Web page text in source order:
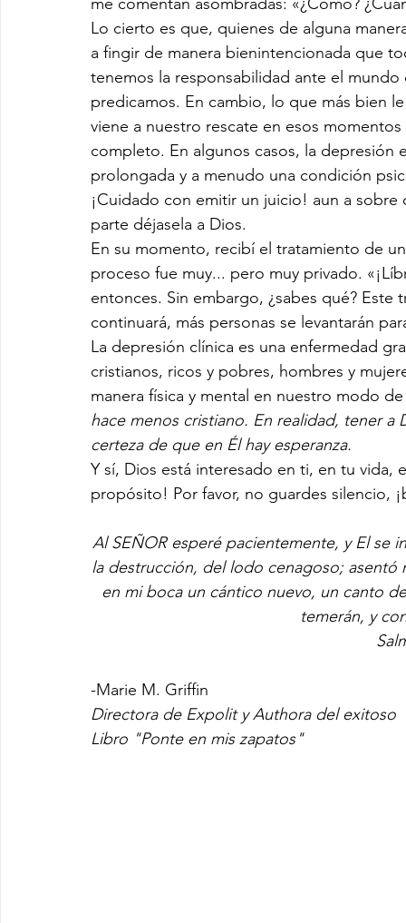
Lo cierto es que, quienes de alguna
a fingir de manera bienintencionada que
tenemos la responsabilidad ante el
predicamos. En cambio, lo que más bien
viene a nuestro rescate en esos
completo. En algunos casos, la depresión
prolongada y a menudo una condición
¡Cuidado con emitir un juicio! aun a
parte déjasela a Dios.
En su momento, recibí el tratamiento de
proceso fue muy... pero muy privado.
entonces. Sin embargo, ¿sabes qué?
continuará, más personas se levantarán
La depresión clínica es una enfermedad
cristianos, ricos y pobres, hombres y
manera física y mental en nuestro modo
hace menos cristiano. En realidad, tener
certeza de que en Él hay esperanza.
Y sí, Dios está interesado en ti, en tu vida,
propósito! Por favor, no guardes silencio,
Al SEÑOR esperé pacientemente, y El se
la destrucción, del lodo cenagoso; asentó
en mi boca un cántico nuevo, un canto
temerán, y
-Marie M. Griffin
Directora de Expolit y Authora del exitoso
Libro "Ponte en mis zapatos"